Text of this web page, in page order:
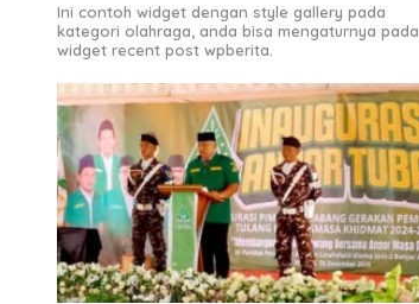
Ini contoh widget dengan style gallery pada
kategori olahraga, anda bisa mengaturnya pada
widget recent post wpberita.